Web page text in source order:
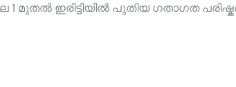
മുതൽ ഇരിട്ടിയിൽ പുതിയ ഗതാഗത